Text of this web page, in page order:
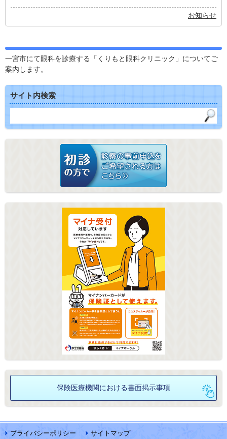
お知らせ
一宮市にて眼科を診療する「くりもと眼科クリニック」についてご
案内します。
サイト内検索
保険医療機関における書面掲示事項
プライバシーポリシー サイトマップ